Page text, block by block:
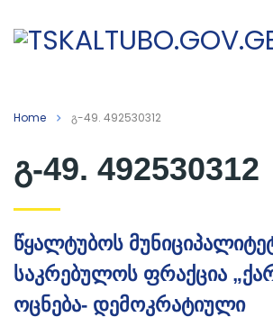
Home გ-49. 492530312
გ-49. 492530312
წყალტუბოს
საკრებულოს ფრაქცია
ოცნება- დემოკრატიული